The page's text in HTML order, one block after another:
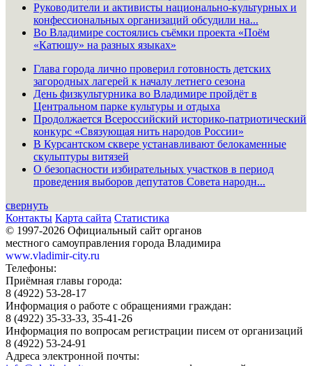
Руководители и активисты национально-культурных и
конфессиональных организаций обсудили на...
Во Владимире состоялись съёмки проекта «Поём
«Катюшу» на разных языках»
Глава города лично проверил готовность детских
загородных лагерей к началу летнего сезона
День физкультурника во Владимире пройдёт в
Центральном парке культуры и отдыха
Продолжается Всероссийский историко-патриотический
конкурс «Связующая нить народов России»
В Курсантском сквере устанавливают белокаменные
скульптуры витязей
О безопасности избирательных участков в период
проведения выборов депутатов Совета народн...
свернуть
Контакты Карта сайта Статистика
© 1997-2026 Официальный сайт органов
местного самоуправления города Владимира
www.vladimir-city.ru
Телефоны:
Приёмная главы города:
8 (4922) 53-28-17
Информация о работе с обращениями граждан:
8 (4922) 35-33-33, 35-41-26
Информация по вопросам регистрации писем от организаций
8 (4922) 53-24-91
Адреса электронной почты: